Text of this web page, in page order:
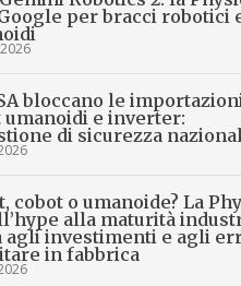
per bracci robotici
bloccano le
umanoidi e inverter:
di sicurezza
cobot o umanoide? La
alla maturità
agli investimenti e agli
in fabbrica